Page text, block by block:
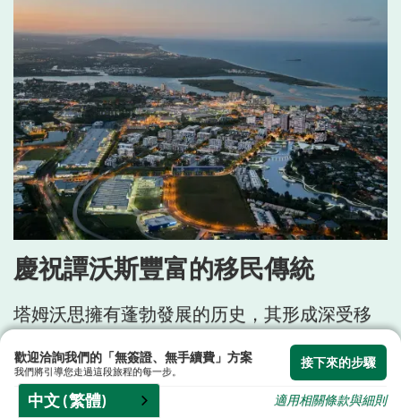
慶祝譚沃斯豐富的移民傳統
塔姆沃思擁有蓬勃發展的历史，其形成深受移
心，這裡長期吸引著人們前來耕耘土地。近年
來，塔姆沃思更成為技術移民與難民的溫暖家
歡迎洽詢我們的「無簽證、無手續費」方案
我們將引導您走過這段旅程的每一步。
接下來的步驟
適用相關條款與細則
中文 (繁體)